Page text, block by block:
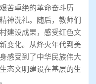
苦卓绝的革命奋斗历
神洗礼。随后，教师们
建设成果，感受红色文
变化。从烽火年代到美
感受到了中华民族伟大
态文明建设在基层的生